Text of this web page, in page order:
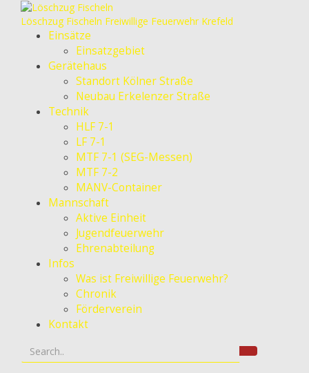
Löschzug Fischeln Freiwillige Feuerwehr Krefeld
Einsätze
Einsatzgebiet
Gerätehaus
Standort Kölner Straße
Neubau Erkelenzer Straße
Technik
HLF 7-1
LF 7-1
MTF 7-1 (SEG-Messen)
MTF 7-2
MANV-Container
Mannschaft
Aktive Einheit
Jugendfeuerwehr
Ehrenabteilung
Infos
Was ist Freiwillige Feuerwehr?
Chronik
Förderverein
Kontakt